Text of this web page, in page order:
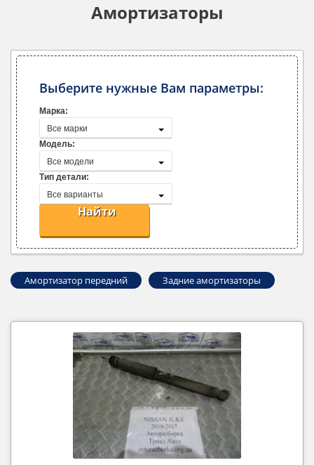
Амортизаторы
Выберите нужные Вам параметры:
Марка:
Все марки
Модель:
Все модели
Тип детали:
Все варианты
Найти
Амортизатор передний Задние амортизаторы